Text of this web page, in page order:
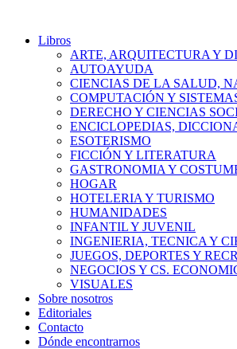
Libros
ARTE, ARQUITECTURA Y
AUTOAYUDA
CIENCIAS DE LA SALUD,
COMPUTACIÓN Y
DERECHO Y CIENCIAS
ENCICLOPEDIAS,
ESOTERISMO
FICCIÓN Y LITERATURA
GASTRONOMIA Y
HOGAR
HOTELERIA Y TURISMO
HUMANIDADES
INFANTIL Y JUVENIL
INGENIERIA, TECNICA Y
JUEGOS, DEPORTES Y
NEGOCIOS Y CS.
VISUALES
Sobre nosotros
Editoriales
Contacto
Dónde encontrarnos